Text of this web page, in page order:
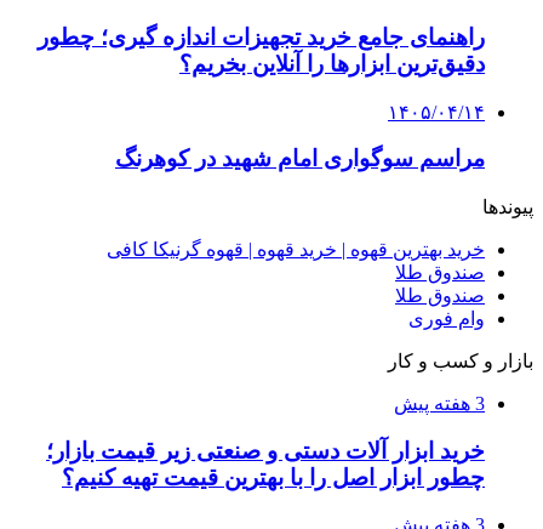
چرا انتخاب تامین‌کننده تجهیزات جوشکاری، کیفیت
پروژه را تعیین می‌کند؟
از کجا تجهیزات ترافیکی باکیفیت بخریم؟ راهنمای
انتخاب بهترین فروشنده
4 هفته پیش
راه اندازی مرغداری؛ محاسبه هزینه، درآمد و سود با
طرح توجیهی
۱۴۰۵/۰۴/۱۵
عاشقانه، دارک رومنس و رمان بدون حذفیات
۱۴۰۵/۰۴/۱۴